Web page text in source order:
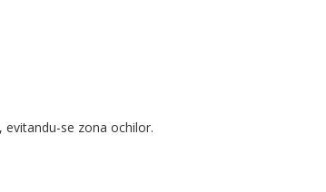
se zona ochilor.